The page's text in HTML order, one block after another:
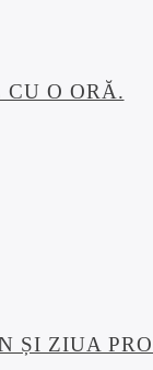
O ORĂ.
ȘI ZIUA